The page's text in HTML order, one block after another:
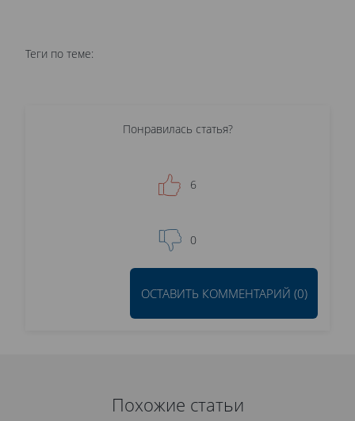
Теги по теме:
Понравилась статья?
6
0
ОСТАВИТЬ КОММЕНТАРИЙ (0)
Похожие статьи